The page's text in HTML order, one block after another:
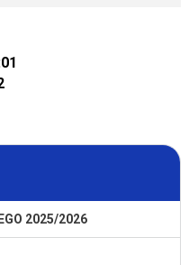
2025/2026